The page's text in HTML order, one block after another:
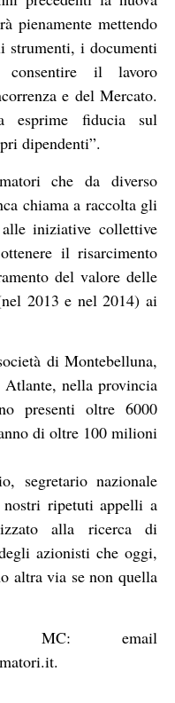
pienamente mettendo
strumenti, i documenti
il lavoro
e del Mercato.
esprime fiducia sul
dipendenti”.
che da diverso
chiama a raccolta gli
iniziative collettive
il risarcimento
del valore delle
2013 e nel 2014) ai
di Montebelluna,
nella provincia
presenti oltre 6000
di oltre 100 milioni
segretario nazionale
ripetuti appelli a
alla ricerca di
azionisti che oggi,
altra via se non quella
MC: email